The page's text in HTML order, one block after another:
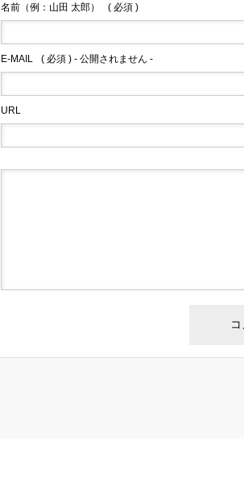
名前（例：山田 太郎） ( 必須 )
E-MAIL ( 必須 ) - 公開されません -
URL